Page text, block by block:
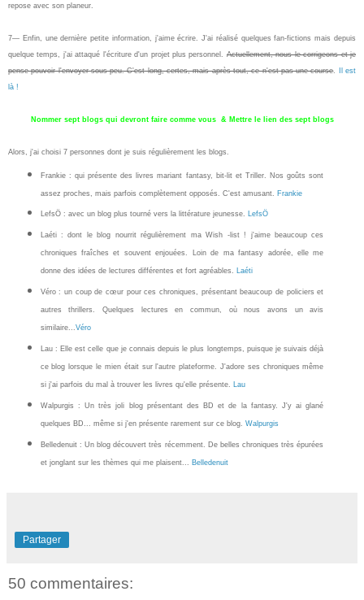
repose avec son planeur.
7— Enfin, une dernière petite information, j'aime écrire. J'ai réalisé quelques fan-fictions mais depuis
quelque temps, j'ai attaqué l'écriture d'un projet plus personnel. Actuellement, nous le corrigeons et je
pense pouvoir l'envoyer sous peu. C'est long, certes, mais après tout, ce n'est pas une course.
Il est
là !
Nommer sept blogs qui devront faire comme vous & Mettre le lien des sept blogs
Alors, j'ai choisi 7 personnes dont je suis régulièrement les blogs.
Frankie : qui présente des livres mariant fantasy, bit-lit et Triller. Nos goûts sont
assez proches, mais parfois complètement opposés. C'est amusant. Frankie
LefsÖ : avec un blog plus tourné vers la littérature jeunesse. LefsÖ
Laéti : dont le blog nourrit régulièrement ma Wish -list ! j'aime beaucoup ces
chroniques fraîches et souvent enjouées. Loin de ma fantasy adorée, elle me
donne des idées de lectures différentes et fort agréables. Laéti
Véro : un coup de cœur pour ces chroniques, présentant beaucoup de policiers et
autres thrillers. Quelques lectures en commun, où nous avons un avis
similaire...Véro
Lau : Elle est celle que je connais depuis le plus longtemps, puisque je suivais déjà
ce blog lorsque le mien était sur l'autre plateforme. J'adore ses chroniques même
si j'ai parfois du mal à trouver les livres qu'elle présente. Lau
Walpurgis : Un très joli blog présentant des BD et de la fantasy. J'y ai glané
quelques BD... même si j'en présente rarement sur ce blog. Walpurgis
Belledenuit : Un blog découvert très récemment. De belles chroniques très épurées
et jonglant sur les thèmes qui me plaisent... Belledenuit
Partager
50 commentaires: